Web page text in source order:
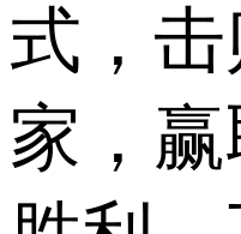
式，
家，